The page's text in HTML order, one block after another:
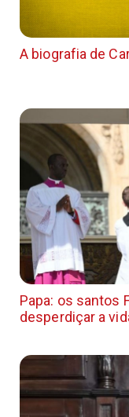
A biografia de
Papa: os santos
desperdiçar a